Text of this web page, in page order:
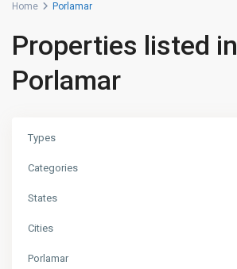
Home Porlamar
Properties listed in
Porlamar
Types
Categories
States
Cities
Porlamar